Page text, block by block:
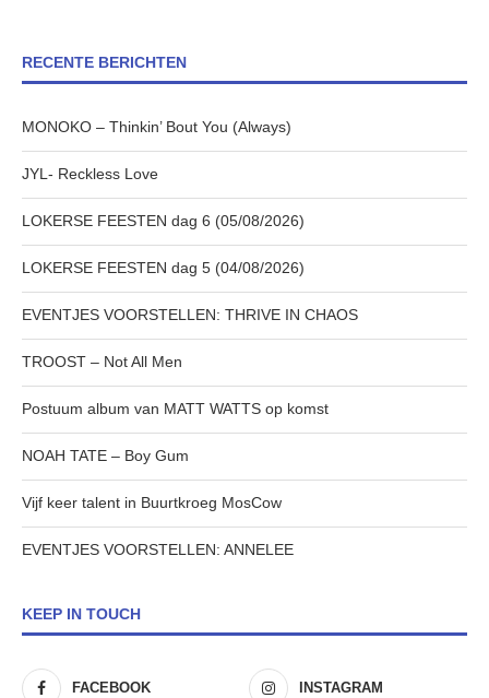
RECENTE BERICHTEN
MONOKO – Thinkin’ Bout You (Always)
JYL- Reckless Love
LOKERSE FEESTEN dag 6 (05/08/2026)
LOKERSE FEESTEN dag 5 (04/08/2026)
EVENTJES VOORSTELLEN: THRIVE IN CHAOS
TROOST – Not All Men
Postuum album van MATT WATTS op komst
NOAH TATE – Boy Gum
Vijf keer talent in Buurtkroeg MosCow
EVENTJES VOORSTELLEN: ANNELEE
KEEP IN TOUCH
FACEBOOK INSTAGRAM